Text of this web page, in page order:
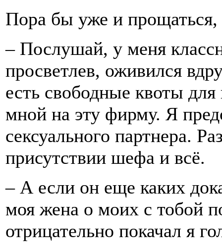
Пора бы уже и прощаться,
– Послушай, у меня
просветлев, оживился
есть свободные квоты
мной на эту фирму. Я
сексуального партнера.
присутствии шефа и всё.
– А если он еще каких
моя жена о моих с тобой
отрицательно покачал я